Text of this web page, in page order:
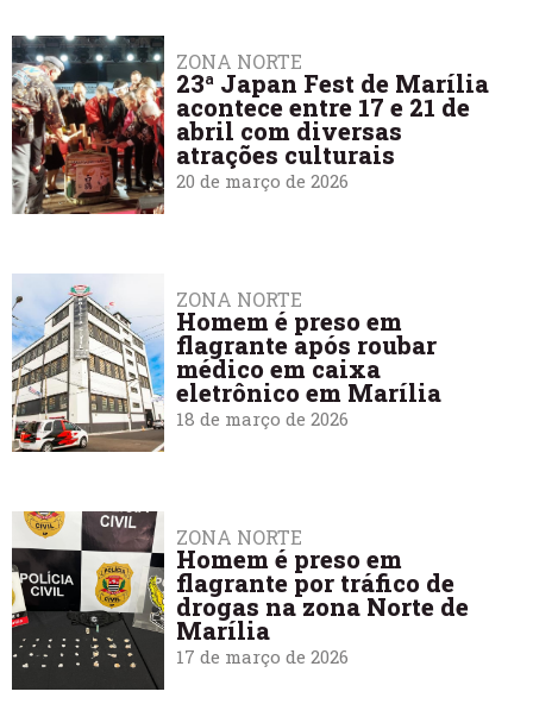
ZONA NORTE
23ª Japan Fest de Marília
acontece entre 17 e 21 de
abril com diversas
atrações culturais
20 de março de 2026
ZONA NORTE
Homem é preso em
flagrante após roubar
médico em caixa
eletrônico em Marília
18 de março de 2026
ZONA NORTE
Homem é preso em
flagrante por tráfico de
drogas na zona Norte de
Marília
17 de março de 2026